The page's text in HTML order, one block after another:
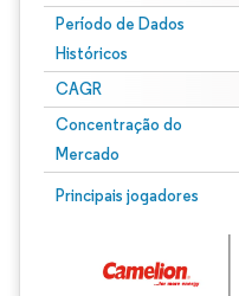
Período de Dados
Históricos
CAGR
Concentração do
Mercado
Principais jogadores